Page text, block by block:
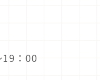
：00